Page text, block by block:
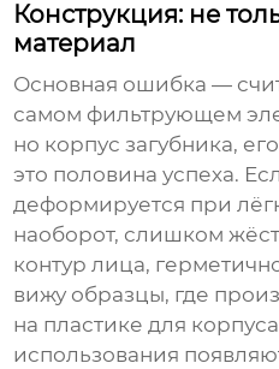
Конструкция: не
материал
Основная ошибка —
самом фильтрующем
но корпус загубника,
это половина успеха.
деформируется при
наоборот, слишком
контур лица,
вижу образцы, где
на пластике для
использования